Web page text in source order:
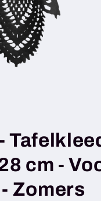
cm -
Zomers